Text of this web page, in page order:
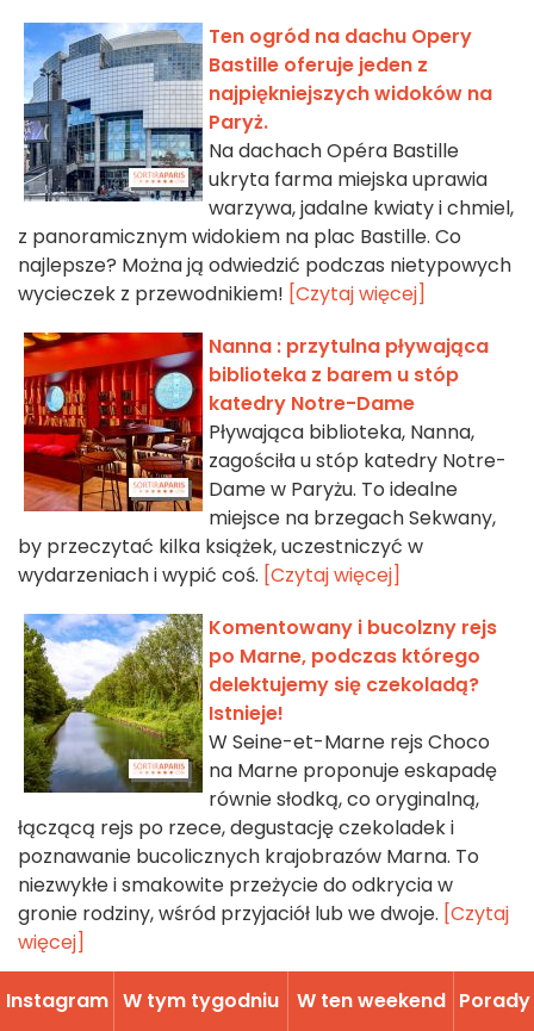
Ten ogród na dachu Opery
Bastille oferuje jeden z
najpiękniejszych widoków na
Paryż.
Na dachach Opéra Bastille
ukryta farma miejska uprawia
warzywa, jadalne kwiaty i chmiel,
z panoramicznym widokiem na plac Bastille. Co
najlepsze? Można ją odwiedzić podczas nietypowych
wycieczek z przewodnikiem! [Czytaj więcej]
Nanna : przytulna pływająca
biblioteka z barem u stóp
katedry Notre-Dame
Pływająca biblioteka, Nanna,
zagościła u stóp katedry Notre-
Dame w Paryżu. To idealne
miejsce na brzegach Sekwany,
by przeczytać kilka książek, uczestniczyć w
wydarzeniach i wypić coś. [Czytaj więcej]
Komentowany i bucolzny rejs
po Marne, podczas którego
delektujemy się czekoladą?
Istnieje!
W Seine-et-Marne rejs Choco
na Marne proponuje eskapadę
równie słodką, co oryginalną,
łączącą rejs po rzece, degustację czekoladek i
poznawanie bucolicznych krajobrazów Marna. To
niezwykłe i smakowite przeżycie do odkrycia w
gronie rodziny, wśród przyjaciół lub we dwoje. [Czytaj
więcej]
Zajęcia rekreacyjne :
Instagram W tym tygodniu W ten weekend Porady